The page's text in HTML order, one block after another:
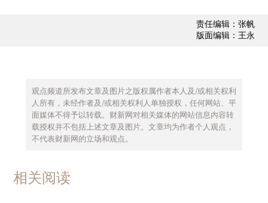
责任编辑：张帆
版面编辑：王永
观点频道所发布文章及图片之版权属作者本人及/或相关权利
人所有，未经作者及/或相关权利人单独授权，任何网站、平
面媒体不得予以转载。财新网对相关媒体的网站信息内容转
载授权并不包括上述文章及图片。文章均为作者个人观点，
不代表财新网的立场和观点。
相关阅读